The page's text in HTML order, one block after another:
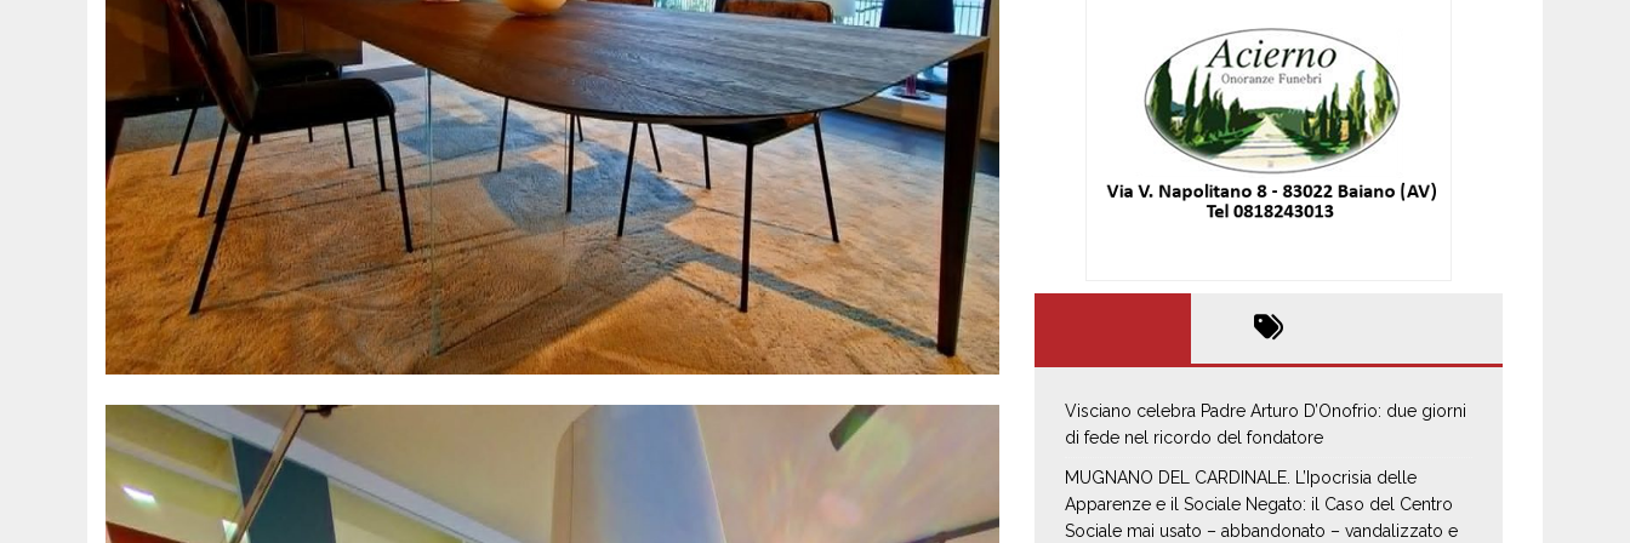
Visciano celebra Padre Arturo D’Onofrio: due giorni
di fede nel ricordo del fondatore
MUGNANO DEL CARDINALE. L’Ipocrisia delle
Apparenze e il Sociale Negato: il Caso del Centro
Sociale mai usato – abbandonato – vandalizzato e